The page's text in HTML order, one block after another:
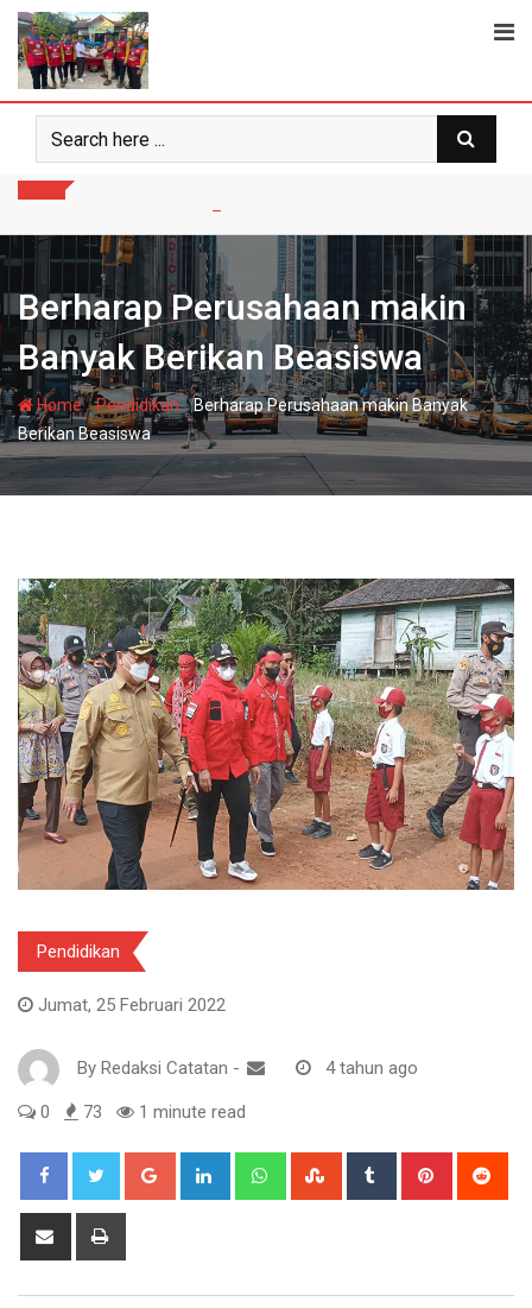
Skip
content
Berharap Perusahaan makin
Banyak Berikan Beasiswa
Home-Pendidikan-Berharap Perusahaan makin Banyak
Berikan Beasiswa
Pendidikan
Jumat, 25 Februari 2022
By Redaksi Catatan - 4 tahun ago
0 73 1 minute read
Google+ LinkedIn WhatsappStumbleUpon
Tumblr Pinterest
Share